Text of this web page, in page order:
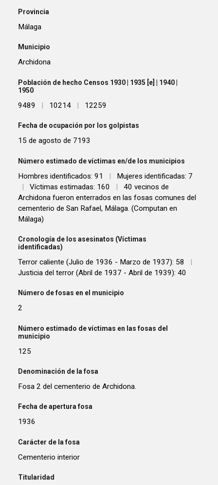
Provincia
Málaga
Municipio
Archidona
Población de hecho Censos 1930 | 1935 [e] | 1940 |
1950
9489 | 10214 | 12259
Fecha de ocupación por los golpistas
15 de agosto de 7193
Número estimado de víctimas en/de los municipios
Hombres identificados: 91 |
Mujeres identificadas: 7
|
Víctimas estimadas: 160 |
40 vecinos de
Archidona fueron enterrados en las fosas comunes del
cementerio de San Rafael, Málaga. (Computan en
Málaga)
Cronología de los asesinatos (Víctimas
identificadas)
Terror caliente (Julio de 1936 - Marzo de 1937): 58
|
Justicia del terror (Abril de 1937 - Abril de 1939): 40
Número de fosas en el municipio
2
Número estimado de víctimas en las fosas del
municipio
125
Denominación de la fosa
Fosa 2 del cementerio de Archidona.
Fecha de apertura fosa
1936
Carácter de la fosa
Cementerio interior
Titularidad